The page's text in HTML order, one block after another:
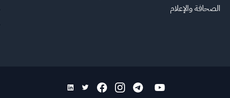
الصحافة والإعلام